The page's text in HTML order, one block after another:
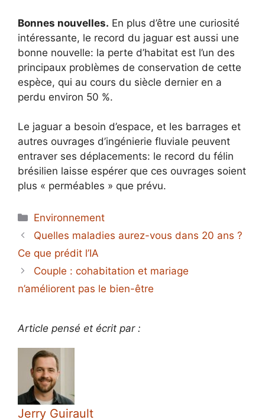
Bonnes nouvelles. En plus d’être une curiosité
intéressante, le record du jaguar est aussi une
bonne nouvelle: la perte d’habitat est l’un des
principaux problèmes de conservation de cette
espèce, qui au cours du siècle dernier en a
perdu environ 50 %.
Le jaguar a besoin d’espace, et les barrages et
autres ouvrages d’ingénierie fluviale peuvent
entraver ses déplacements: le record du félin
brésilien laisse espérer que ces ouvrages soient
plus « perméables » que prévu.
Catégories
Environnement
Quelles maladies aurez-vous dans 20 ans ?
Ce que prédit l’IA
Couple : cohabitation et mariage
n’améliorent pas le bien-être
Article pensé et écrit par :
Jerry Guirault